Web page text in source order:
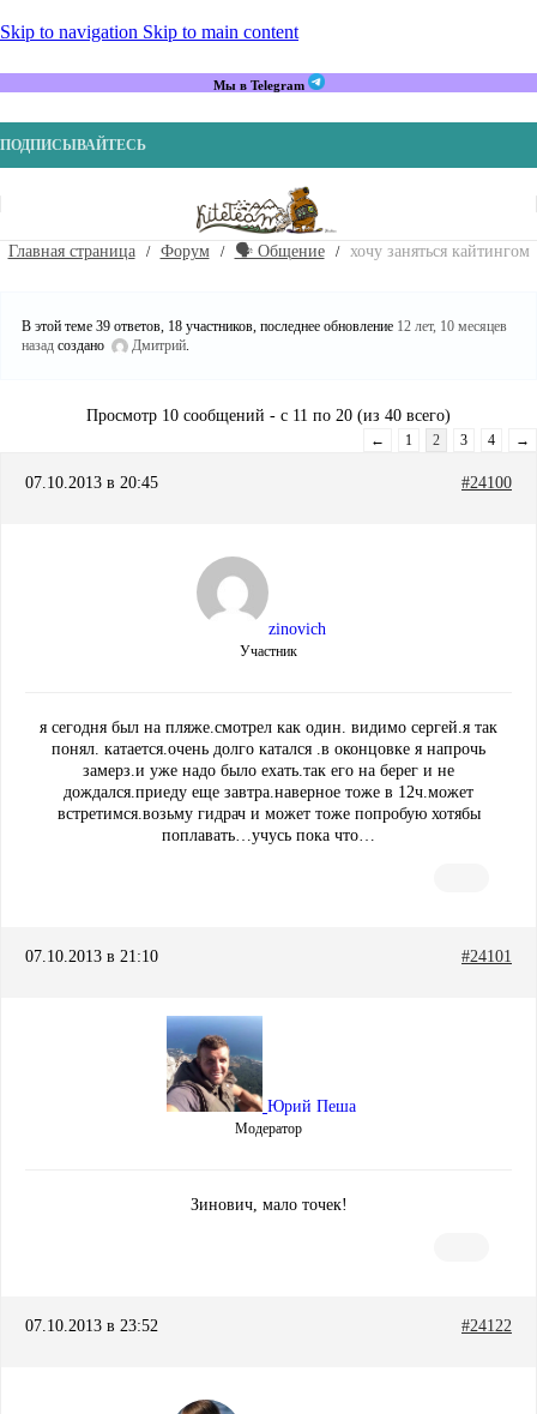
Skip to navigation Skip to main content
Мы в Telegram
ПОДПИСЫВАЙТЕСЬ
Главная страница Форум 🗣️ Общение хочу заняться кайтингом
В этой теме 39 ответов, 18 участников, последнее обновление 12 лет, 10 месяцев
назад создано Дмитрий.
Просмотр 10 сообщений - с 11 по 20 (из 40 всего)
← 1 2 3 4 →
07.10.2013 в 20:45 #24100
zinovich
Участник
я сегодня был на пляже.смотрел как один. видимо сергей.я так
понял. катается.очень долго катался .в оконцовке я напрочь
замерз.и уже надо было ехать.так его на берег и не
дождался.приеду еще завтра.наверное тоже в 12ч.может
встретимся.возьму гидрач и может тоже попробую хотябы
поплавать…учусь пока что…
07.10.2013 в 21:10 #24101
Юрий Пеша
Модератор
Зинович, мало точек!
07.10.2013 в 23:52 #24122